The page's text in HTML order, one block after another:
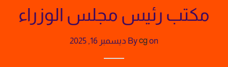
مكتب رئيس مجلس الوزراء
Bycgon ديسمبر 16, 2025